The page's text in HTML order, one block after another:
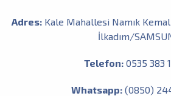
Adres:Kale Mahallesi Namık Kemal
İlkadım/
Telefon: 0535 383
Whatsapp:(0850)